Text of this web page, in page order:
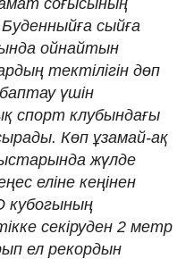
сыйға
ойнайтын
тектілігін дөп
үшін
спорт клубындағы
Көп ұзамай-ақ
жүлде
еліне кеңінен
кубогының
секіруден 2 метр
ел рекордын